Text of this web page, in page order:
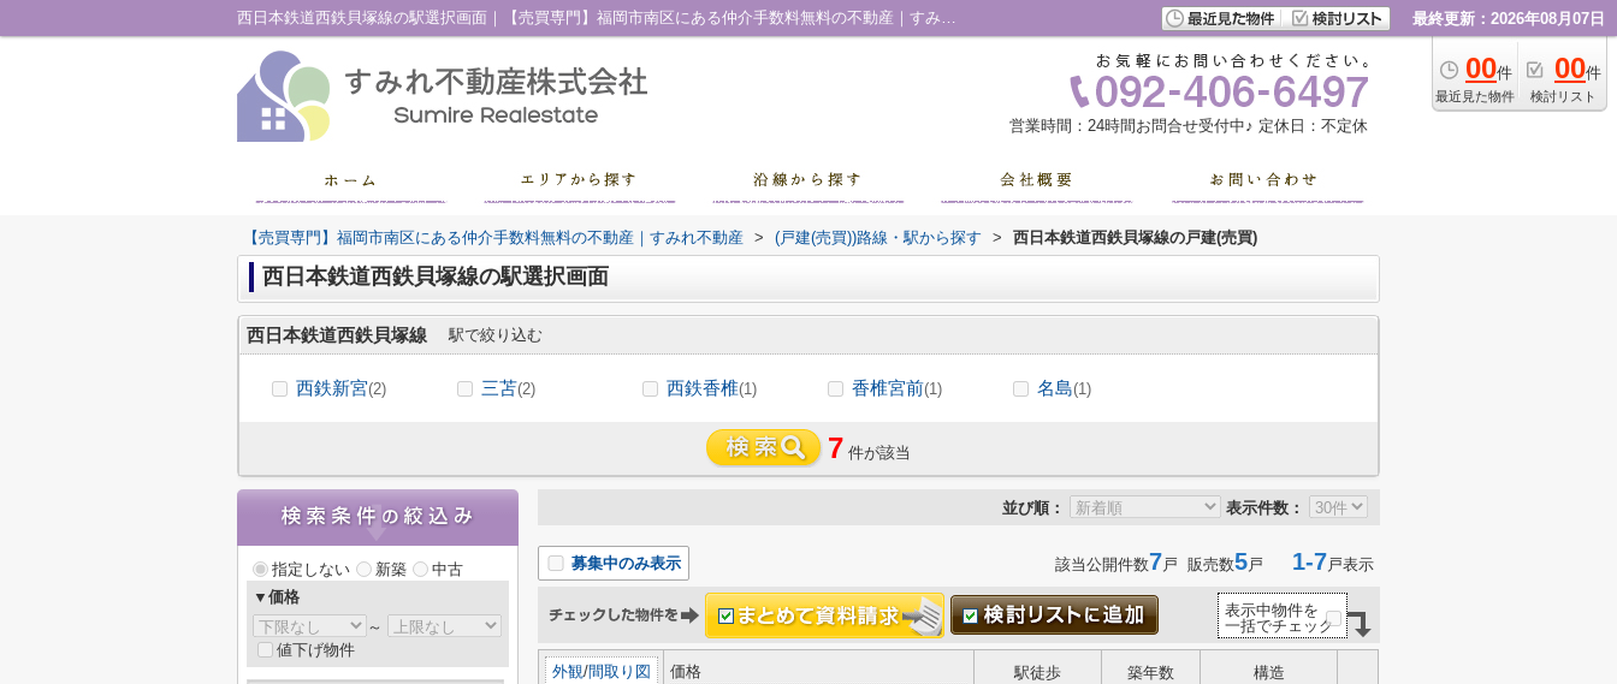
西日本鉄道西鉄貝塚線の駅選択画面｜【売買専門】福岡市南区にある仲介手数料無料の不動産｜すみれ不動産 最終更新：2026年08月07日
00件
最近見た物件
00件
検討リスト
営業時間：24時間お問合せ受付中♪ 定休日：不定休
【売買専門】福岡市南区にある仲介手数料無料の不動産｜すみれ不動産 > (戸建(売買))路線・駅から探す > 西日本鉄道西鉄貝塚線の戸建(売買)
西日本鉄道西鉄貝塚線の駅選択画面
西日本鉄道西鉄貝塚線 駅で絞り込む
西鉄新宮(2) 三苫(2) 西鉄香椎(1) 香椎宮前(1) 名島(1)
7 件が該当
並び順： 表示件数：
募集中のみ表示 該当公開件数7戸 販売数5戸 1-7戸表示
表示中物件を
一括でチェック
外観/間取り図
価格
駅徒歩
築年数
構造
指定しない 新築
中古
▼価格
～
値下げ物件